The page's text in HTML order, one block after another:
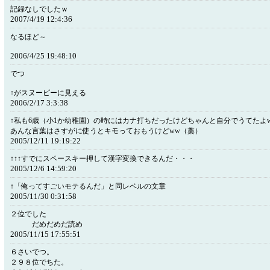
記録なしでしたｗ
2007/4/19 12:4:36
なるほど～
2006/4/25 19:48:10
でつ
↑がスヌーピーに見える
2006/2/17 3:3:38
↑私も6歳（小1か幼稚園）の時にはカナ打ちだったけどちゃんと自分でうてたよ
あんな言葉はさすがに使うとキモっておもうけどww（藁）
2005/12/11 19:19:22
↑↑↑すでにスペースキー押して漢字変換できるんだ・・・
2005/12/6 14:59:20
↑「俺ってすごいモテるんだ」と同レベルの文章
2005/11/30 0:31:58
２位で
だめだめだ読め
2005/11/15 17:55:51
６さいでつ。
２９８位でちた。